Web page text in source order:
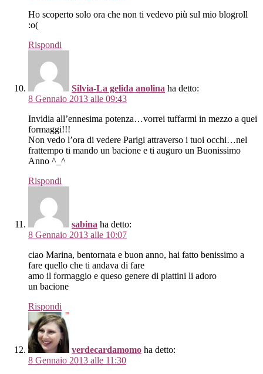
Ho scoperto solo ora che non ti vedevo più sul mio blogroll
:o(
Rispondi
Silvia-La gelida anolina ha detto:
8 Gennaio 2013 alle 09:43
Invidia all’ennesima potenza…vorrei tuffarmi in mezzo a quei
formaggi!!!
Non vedo l’ora di vedere Parigi attraverso i tuoi occhi…nel
frattempo ti mando un bacione e ti auguro un Buonissimo
Anno ^_^
Rispondi
sabina ha detto:
8 Gennaio 2013 alle 10:07
ciao Marina, bentornata e buon anno, hai fatto benissimo a
fare quello che ti andava di fare
amo il formaggio e queso genere di piattini li adoro
un bacione
Rispondi
verdecardamomo ha detto:
8 Gennaio 2013 alle 11:30